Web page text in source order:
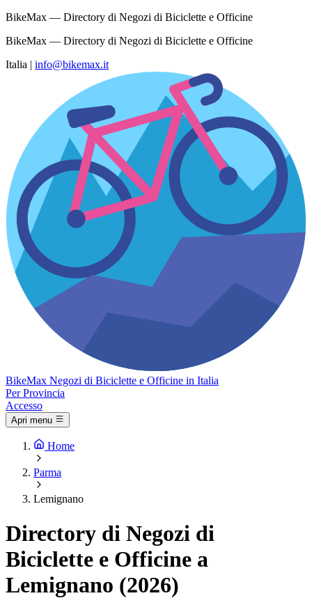
BikeMax — Directory di Negozi di Biciclette e Officine
BikeMax — Directory di Negozi di Biciclette e Officine
Italia | info@bikemax.it
BikeMax Negozi di Biciclette e Officine in Italia
Per Provincia
Accesso
Apri menu
Home
Parma
Lemignano
Directory di Negozi di
Biciclette e Officine a
Lemignano (2026)